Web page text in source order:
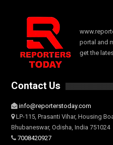
portal and
get the
Contact Us
info@reporterstoday.com
LP-115, Prasanti Vihar, Housing
Bhubaneswar, Odisha, India 751024
7008420927